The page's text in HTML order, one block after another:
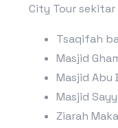
City Tour
Tsaqifah
Masjid
Masjid Abu
Masjid
Ziarah